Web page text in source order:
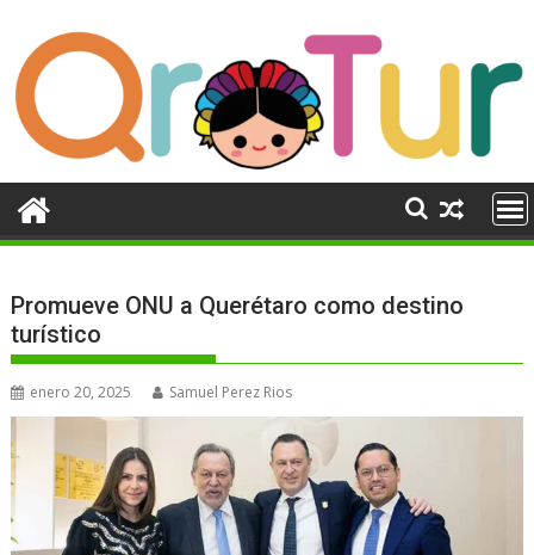
contenido
Promueve ONU a Querétaro como destino
turístico
enero 20, 2025 Samuel Perez Rios